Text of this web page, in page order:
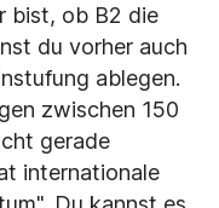
bist, ob B2 die
du vorher auch
ablegen.
zwischen 150
gerade
internationale